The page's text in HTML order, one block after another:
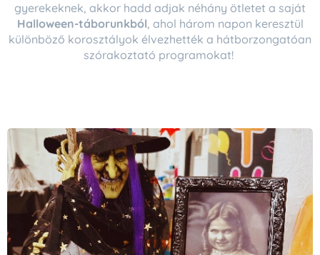
gyerekeknek, akkor hadd adjak néhány ötletet a saját
Halloween-táborunkból, ahol három napon keresztül
különböző korosztályok élvezhették a hátborzongatóan
szórakoztató programokat!